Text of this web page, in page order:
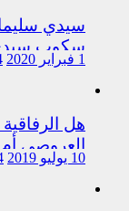
سيدي
سكوب
المتورطين
1 فبراير 2020
العروصي أم
اختلالات
10 يوليو 2019